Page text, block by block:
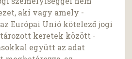
aki vagy amely -
Európai Unió kötelező jogi
keretek között -
együtt az adat